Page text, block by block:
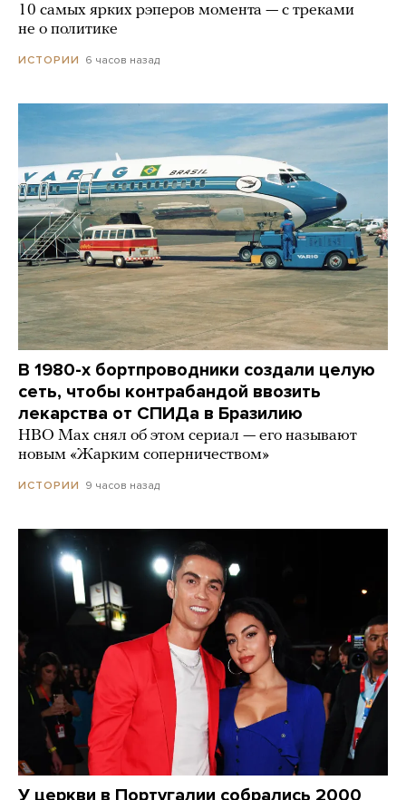
10 самых ярких рэперов момента — с треками
не о политике
ИСТОРИИ 6 часов назад
В 1980-х бортпроводники создали целую
сеть, чтобы контрабандой ввозить
лекарства от СПИДа в Бразилию
HBO Max снял об этом сериал — его называют
новым «Жарким соперничеством»
ИСТОРИИ 9 часов назад
У церкви в Португалии собрались 2000